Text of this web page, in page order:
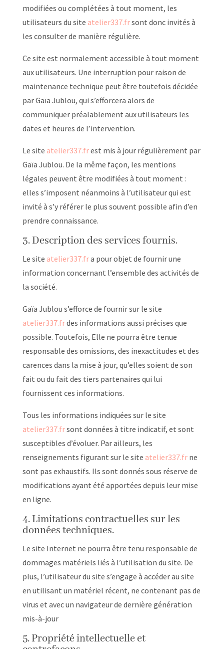
modifiées ou complétées à tout moment, les
utilisateurs du site atelier337.frsont donc invités à
les consulter de manière régulière.
Ce site est normalement accessible à tout moment
aux utilisateurs. Une interruption pour raison de
maintenance technique peut être toutefois décidée
par Gaïa Jublou, qui s’efforcera alors de
communiquer préalablement aux utilisateurs les
dates et heures de l’intervention.
Le site atelier337.frest mis à jour régulièrement par
Gaïa Jublou. De la même façon, les mentions
légales peuvent être modifiées à tout moment :
elles s’imposent néanmoins à l’utilisateur qui est
invité à s’y référer le plus souvent possible afin d’en
prendre connaissance.
3. Description des services fournis.
Le site atelier337.fra pour objet de fournir une
information concernant l’ensemble des activités de
la société.
Gaïa Jublou s’efforce de fournir sur le site
atelier337.frdes informations aussi précises que
possible. Toutefois, Elle ne pourra être tenue
responsable des omissions, des inexactitudes et des
carences dans la mise à jour, qu’elles soient de son
fait ou du fait des tiers partenaires qui lui
fournissent ces informations.
Tous les informations indiquées sur le site
atelier337.frsont données à titre indicatif, et sont
susceptibles d’évoluer. Par ailleurs, les
renseignements figurant sur le site atelier337.frne
sont pas exhaustifs. Ils sont donnés sous réserve de
modifications ayant été apportées depuis leur mise
en ligne.
4. Limitations contractuelles sur les
données techniques.
Le site Internet ne pourra être tenu responsable de
dommages matériels liés à l’utilisation du site. De
plus, l’utilisateur du site s’engage à accéder au site
en utilisant un matériel récent, ne contenant pas de
virus et avec un navigateur de dernière génération
mis-à-jour
5. Propriété intellectuelle et